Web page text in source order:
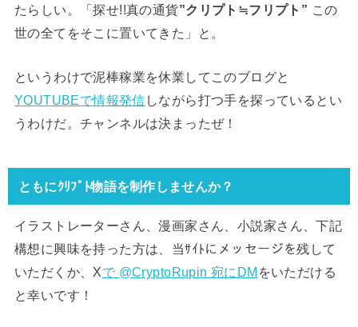
たらしい。「探せ!!真の通貨”クリプト≒フリプト” この
世の全てをそこに置いてきた」と。
というわけで泥棒稼業を休業してこのブログと
YOUTUBEで情報発信 しながら打つ手を探っているとい
うわけだ。チャンネルは決まったぜ！
ともにｸﾘﾌﾟﾄ物語を制作しませんか？
イラストレーターさん、漫画家さん、小説家さん、下記
構想に興味を持った方は、当ｻｲﾄにメッセージを残して
いただくか、Xで @CryptoRupin 宛にDM をいただける
と幸いです！